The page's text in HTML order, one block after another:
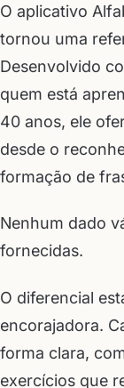
O aplicativo
tornou uma
Desenvolvido
quem está
40 anos, ele
desde o
formação de
Nenhum dado
fornecidas.
O diferencial
encorajadora.
forma clara,
exercícios que